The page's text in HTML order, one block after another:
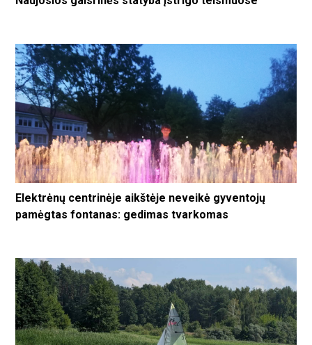
Elektrėnų centrinėje aikštėje neveikė gyventojų
pamėgtas fontanas: gedimas tvarkomas